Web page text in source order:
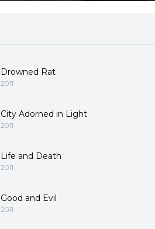
Drowned Rat
2011
City Adorned in Light
2011
Life and Death
2011
Good and Evil
2011